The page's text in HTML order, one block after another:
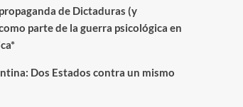
de Dictaduras (y
parte de la guerra psicológica en
Dos Estados contra un mismo